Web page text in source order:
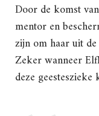
Door de komst
mentor en
zijn om haar uit
Zeker wanneer
deze